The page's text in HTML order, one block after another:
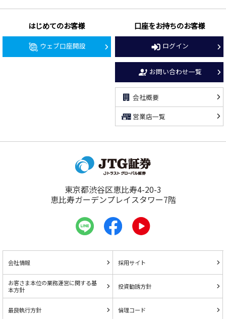
はじめてのお客様
ウェブ口座開設
口座をお持ちのお客様
ログイン
お問い合わせ一覧
会社概要
営業店一覧
東京都渋谷区恵比寿4-20-3
恵比寿ガーデンプレイスタワー7階
会社情報 採用サイト
お客さま本位の業務運営に関する基
本方針
投資勧誘方針
最良執行方針 倫理コード